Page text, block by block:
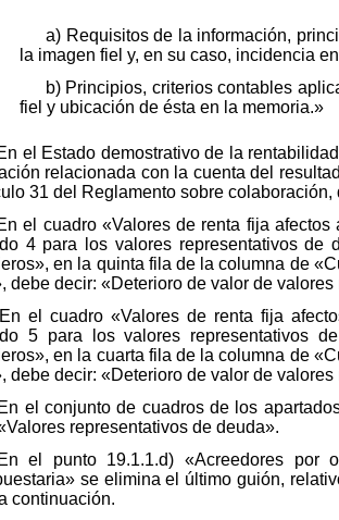
a) Requisitos de la información,
la imagen fiel y, en su caso, incidencia
b) Principios, criterios contables
fiel y ubicación de ésta en la memoria.»
el Estado demostrativo de la
relacionada con la cuenta del
31 del Reglamento sobre
el cuadro «Valores de renta fija
4 para los valores representativos
en la quinta fila de la columna de
debe decir: «Deterioro de valor de
el cuadro «Valores de renta fija
5 para los valores representativos
en la cuarta fila de la columna de
debe decir: «Deterioro de valor de
el conjunto de cuadros de los
representativos de deuda».
el punto 19.1.1.d) «Acreedores por
se elimina el último guión,
continuación.